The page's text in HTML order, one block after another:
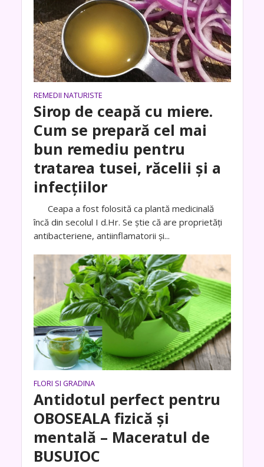
REMEDII NATURISTE
Sirop de ceapă cu miere.
Cum se prepară cel mai
bun remediu pentru
tratarea tusei, răcelii și a
infecțiilor
Ceapa a fost folosită ca plantă medicinală
încă din secolul I d.Hr. Se știe că are proprietăți
antibacteriene, antiinflamatorii și...
FLORI SI GRADINA
Antidotul perfect pentru
OBOSEALA fizică și
mentală – Maceratul de
BUSUIOC